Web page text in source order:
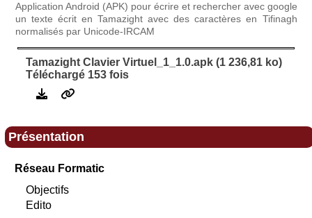
Présentation
Réseau Formatic
Objectifs
Edito
Application Android (APK) pour écrire et rechercher avec google
un texte écrit en Tamazight avec des caractères en Tifinagh
normalisés par Unicode-IRCAM
Tamazight Clavier Virtuel_1_1.0.apk (1 236,81 ko)
Téléchargé 153 fois